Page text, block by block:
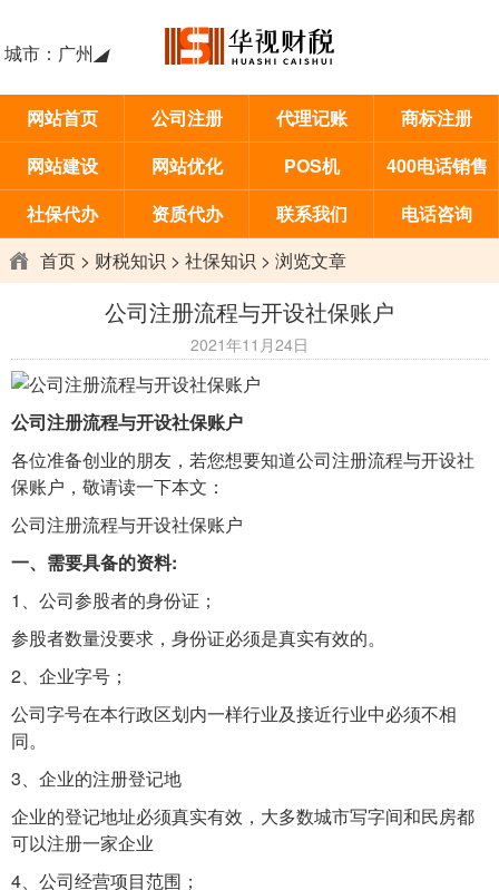
城市： 广州◢
网站首页 公司注册 代理记账
商标注册
网站建设
网站优化 POS机
400电话销售
社保代办
资质代办 联系我们
电话咨询
首页 > 财税知识 > 社保知识 > 浏览文章
公司注册流程与开设社保账户
2021年11月24日
公司注册流程与开设社保账户
各位准备创业的朋友，若您想要知道公司注册流程与开设社
保账户，敬请读一下本文：
公司注册流程与开设社保账户
一、需要具备的资料:
1、公司参股者的身份证；
参股者数量没要求，身份证必须是真实有效的。
2、企业字号；
公司字号在本行政区划内一样行业及接近行业中必须不相
同。
3、企业的注册登记地
企业的登记地址必须真实有效，大多数城市写字间和民房都
可以注册一家企业
4、公司经营项目范围；